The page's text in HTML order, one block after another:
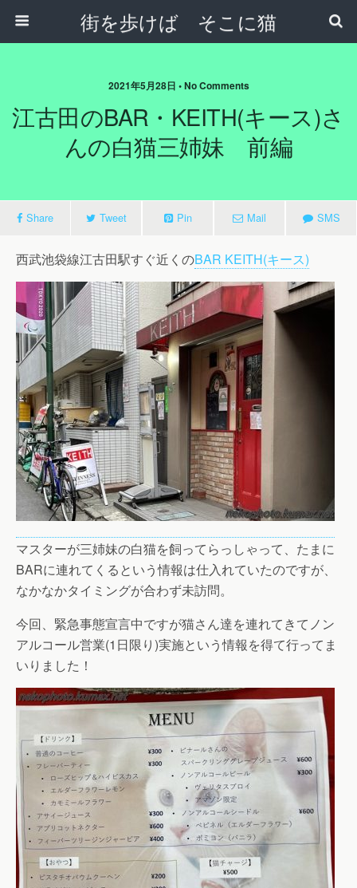
街を歩けば そこに猫
2021年5月28日 • No Comments
江古田のBAR・KEITH(キース)さ
んの白猫三姉妹 前編
Share Tweet Pin Mail SMS
西武池袋線江古田駅すぐ近くのBAR KEITH(キース)
マスターが三姉妹の白猫を飼ってらっしゃって、たまに
BARに連れてくるという情報は仕入れていたのですが、
なかなかタイミングが合わず未訪問。
今回、緊急事態宣言中ですが猫さん達を連れてきてノン
アルコール営業(1日限り)実施という情報を得て行ってま
いりました！